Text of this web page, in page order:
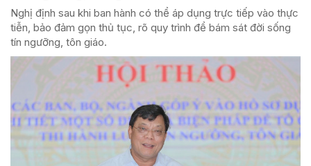
Nghị định sau khi ban hành có thể áp dụng trực tiếp vào thực
tiễn, bảo đảm gọn thủ tục, rõ quy trình để bám sát đời sống
tín ngưỡng, tôn giáo.